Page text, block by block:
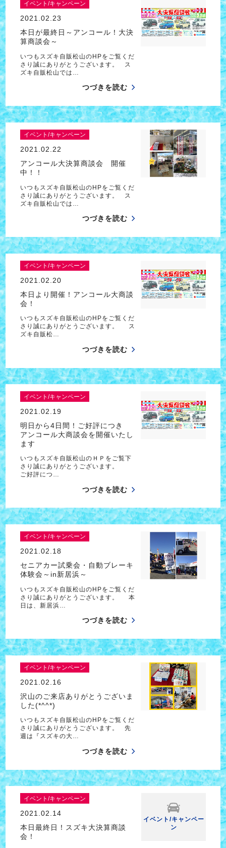
イベント/キャンペーン
2021.02.23
本日が最終日～アンコール！大決
算商談会～
いつもスズキ自販松山のHPをご覧くだ
さり誠にありがとうございます。 ス
ズキ自販松山では…
つづきを読む
イベント/キャンペーン
2021.02.22
アンコール大決算商談会 開催
中！！
いつもスズキ自販松山のHPをご覧くだ
さり誠にありがとうございます。 ス
ズキ自販松山では…
つづきを読む
イベント/キャンペーン
2021.02.20
本日より開催！アンコール大商談
会！
いつもスズキ自販松山のHPをご覧くだ
さり誠にありがとうございます。 ス
ズキ自販松…
つづきを読む
イベント/キャンペーン
2021.02.19
明日から4日間！ご好評につき
アンコール大商談会を開催いたし
ます
いつもスズキ自販松山のＨＰをご覧下
さり誠にありがとうございます。
ご好評につ…
つづきを読む
イベント/キャンペーン
2021.02.18
セニアカー試乗会・自動ブレーキ
体験会～in新居浜～
いつもスズキ自販松山のHPをご覧くだ
さり誠にありがとうございます。 本
日は、新居浜…
つづきを読む
イベント/キャンペーン
2021.02.16
沢山のご来店ありがとうございま
した(*^^*)
いつもスズキ自販松山のHPをご覧くだ
さり誠にありがとうございます。 先
週は『スズキの大…
つづきを読む
イベント/キャンペーン
2021.02.14
本日最終日！スズキ大決算商談
会！
イベント/キャンペー
ン